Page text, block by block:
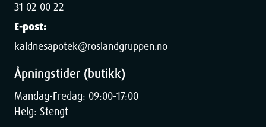
31 02 00 22
E-post:
kaldnesapotek@roslandgruppen.no
Åpningstider (butikk)
Mandag-Fredag: 09:00-17:00
Helg: Stengt